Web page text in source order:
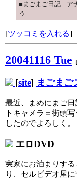
■まごまご日記 ア
う
[ツッコミを入れる]
20041116 Tue [
[site] まごまご
最近、まめにまご
トキャメラ＝街頭
したのでよろしく。
エロDVD
実家にお泊まりす
り、セルビデオ屋